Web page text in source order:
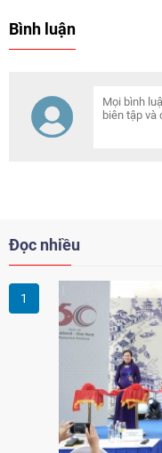
dựng Chùa Đại Ân Tokyo –
thể thao và lòng nhân ái.
Bình luận
Đọc nhiều